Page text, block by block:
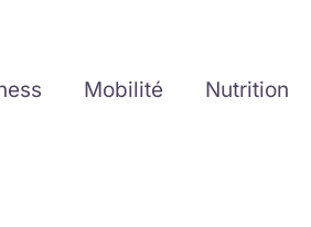
Mobilité Nutrition